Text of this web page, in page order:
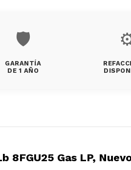
🛡️
GARANTÍA
DE 1 AÑO
8FGU25 Gas LP,